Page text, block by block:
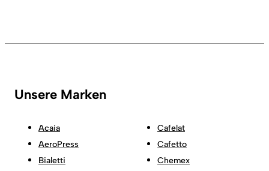
Unsere Marken
Acaia
AeroPress
Bialetti
Cafelat
Cafetto
Chemex